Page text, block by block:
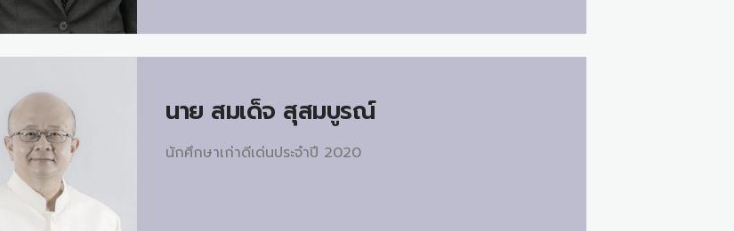
นาย สมเด็จ สุสมบูรณ์
นักศึกษาเก่าดีเด่นประจำปี 2020